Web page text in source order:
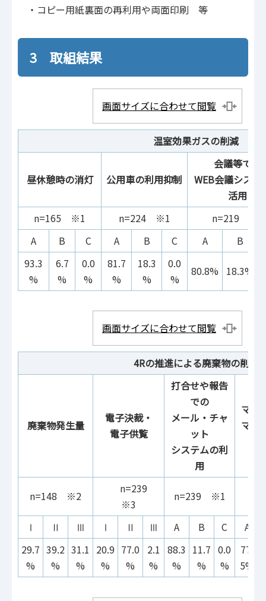
・コピー用紙裏面の再利用や両面印刷 等
3 取組結果
画面サイズに合わせて閲覧
温室効果ガスの削減
昼休憩時の消灯 公用車の利用抑制
会議等での
WEB会議システ
活用
n=165 ※1
n=224 ※1
n=219 ※1
A
B C A B C A
B
93.3
%
6.7
%
0.0
%
81.7
%
18.3
%
0.0
%
80.8% 18.3%
画面サイズに合わせて閲覧
4Rの推進による廃棄物の削減
廃棄物発生量
電子決裁・
電子供覧
打合せや報告
での
メール・チャ
ット
システムの利
用
マイ
マイ
n=148 ※2
n=239
※3
n=239 ※1
Ⅰ Ⅱ Ⅲ Ⅰ Ⅱ Ⅲ A B C
A
29.7
%
39.2
%
31.1
%
20.9
%
77.0
%
2.1
%
88.3
%
11.7
%
0.0
%
77.
5%